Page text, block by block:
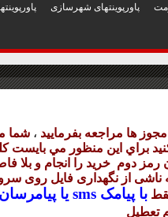
پاورپوينتهای شهرسازی
ها مراجعه بفرماييد ، شما
براي اين منظور مي بايست
رمز دوم خريد را انجام و بلا
ناشی از نگهداری فايل روی
با پيامک sms يا
تعطيل